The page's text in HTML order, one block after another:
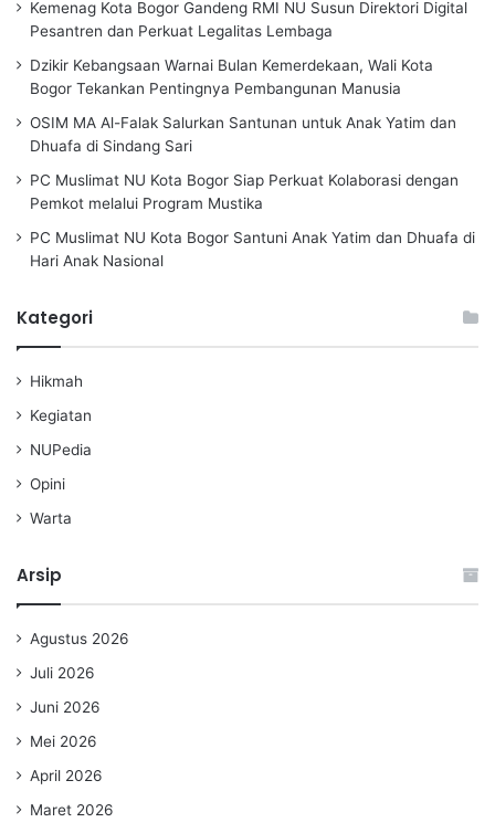
:
Kemenag Kota Bogor Gandeng RMI NU Susun Direktori Digital
Pesantren dan Perkuat Legalitas Lembaga
Dzikir Kebangsaan Warnai Bulan Kemerdekaan, Wali Kota
Bogor Tekankan Pentingnya Pembangunan Manusia
OSIM MA Al-Falak Salurkan Santunan untuk Anak Yatim dan
Dhuafa di Sindang Sari
PC Muslimat NU Kota Bogor Siap Perkuat Kolaborasi dengan
Pemkot melalui Program Mustika
PC Muslimat NU Kota Bogor Santuni Anak Yatim dan Dhuafa di
Hari Anak Nasional
Kategori
Hikmah
Kegiatan
NUPedia
Opini
Warta
Arsip
Agustus 2026
Juli 2026
Juni 2026
Mei 2026
April 2026
Maret 2026